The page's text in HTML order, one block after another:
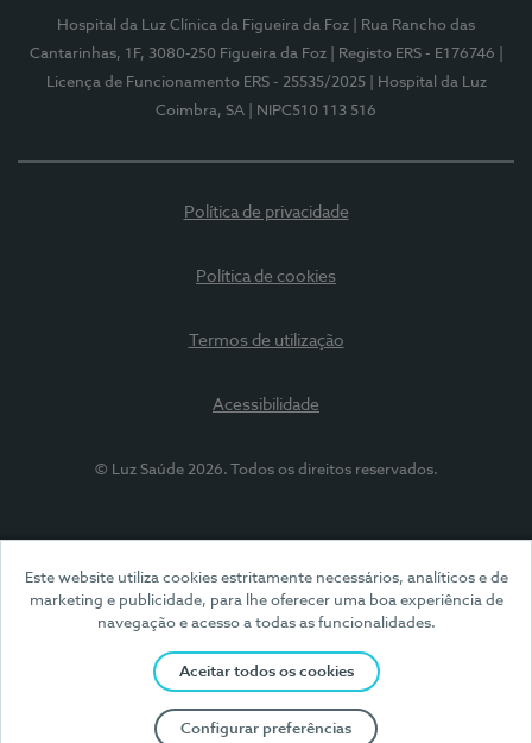
Este website utiliza cookies estritamente necessários, analíticos e de
marketing e publicidade, para lhe oferecer uma boa experiência de
navegação e acesso a todas as funcionalidades.
Aceitar todos os cookies
Configurar preferências
Hospital da Luz Clínica da Figueira da Foz
| Rua Rancho das
Cantarinhas, 1F, 3080-250 Figueira da Foz
| Registo ERS - E176746
Licença de Funcionamento ERS - 25535/2025
| Hospital da Luz
Coimbra, SA
| NIPC510 113 516
Política de privacidade
Política de cookies
Termos de utilização
Acessibilidade
© Luz Saúde 2026. Todos os direitos reservados.